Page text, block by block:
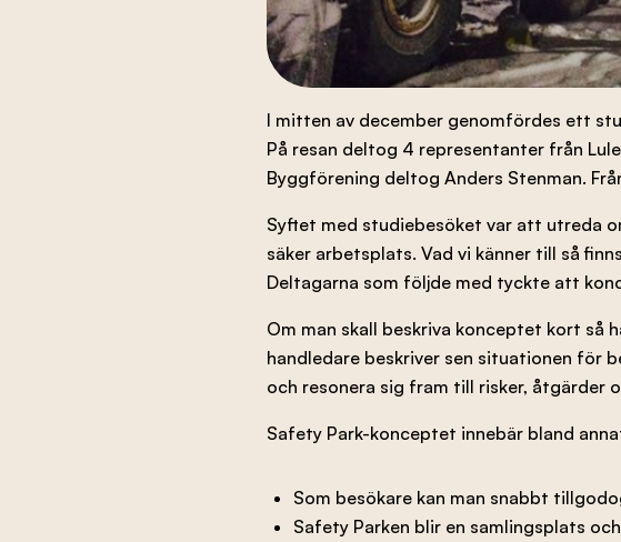
I mitten av december genomfördes ett
På resan deltog 4 representanter från
Byggförening deltog Anders Stenman.
Syftet med studiebesöket var att utreda
säker arbetsplats. Vad vi känner till så
Deltagarna som följde med tyckte att
Om man skall beskriva konceptet kort så
handledare beskriver sen situationen för
och resonera sig fram till risker, åtgärder
Safety Park-konceptet innebär bland
Som besökare kan man snabbt
Safety Parken blir en samlingsplats